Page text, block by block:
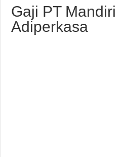
Gaji PT
Adiperkasa